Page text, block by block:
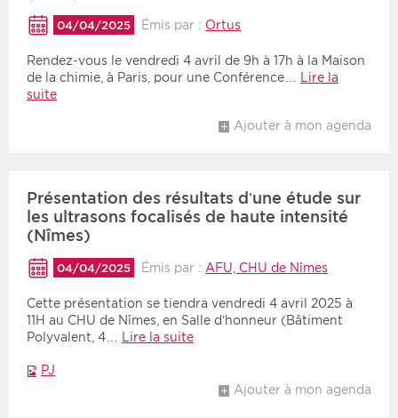
04/04/2025 Émis par : Ortus
Rendez-vous le vendredi 4 avril de 9h à 17h à la Maison
de la chimie, à Paris, pour une Conférence…
Lire la
suite
Ajouter à mon agenda
Présentation des résultats d’une étude sur
les ultrasons focalisés de haute intensité
(Nîmes)
04/04/2025 Émis par : AFU, CHU de Nîmes
Cette présentation se tiendra vendredi 4 avril 2025 à
11H au CHU de Nîmes, en Salle d’honneur (Bâtiment
Polyvalent, 4… Lire la suite
PJ
Ajouter à mon agenda